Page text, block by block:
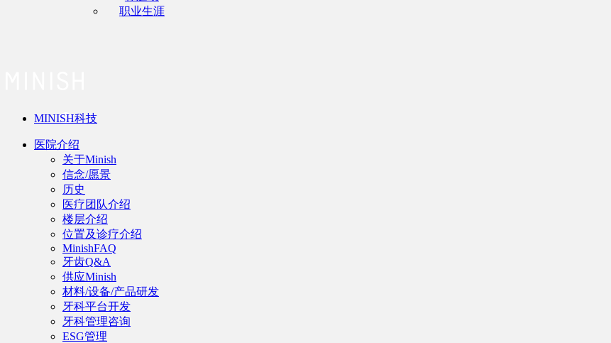
职业生涯
MINISH科技
医院介绍
关于Minish
信念/愿景
历史
医疗团队介绍
楼层介绍
位置及诊疗介绍
MinishFAQ
牙齿Q&A
供应Minish
材料/设备/产品研发
牙科平台开发
牙科管理咨询
ESG管理